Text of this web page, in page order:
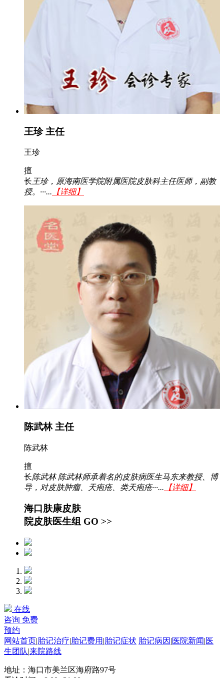
王珍 主任
王珍
擅
长王珍，原海南医学院附属医院皮肤科主任医师，副教
授。···... 【详细】
陈武林 主任
陈武林
擅
长陈武林 陈武林师承着名的皮肤病医生马东来教授、博
导，对皮肤肿瘤、天疱疮、类天疱疮···... 【详细】
海口肤康皮肤
院皮肤医生组 GO >>
在线
咨询 免费
预约
网站首页|胎记治疗|胎记费用 |胎记症状 胎记病因 |医院新闻|医
生团队|来院路线
地址：海口市美兰区海府路97号